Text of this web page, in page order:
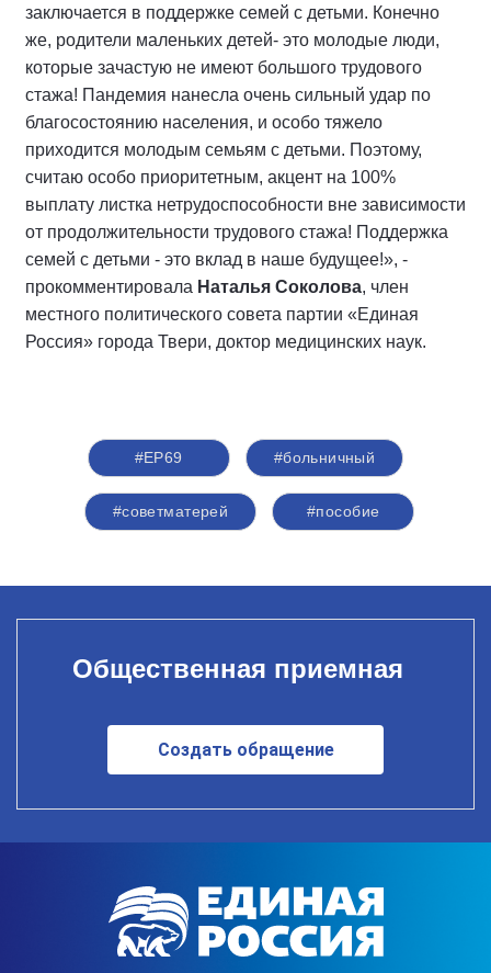
заключается в поддержке семей с детьми. Конечно
же, родители маленьких детей- это молодые люди,
которые зачастую не имеют большого трудового
стажа! Пандемия нанесла очень сильный удар по
благосостоянию населения, и особо тяжело
приходится молодым семьям с детьми. Поэтому,
считаю особо приоритетным, акцент на 100%
выплату листка нетрудоспособности вне зависимости
от продолжительности трудового стажа! Поддержка
семей с детьми - это вклад в наше будущее!», -
прокомментировала Наталья Соколова, член
местного политического совета партии «Единая
Россия» города Твери, доктор медицинских наук.
#ЕР69 #больничный
#советматерей #пособие
Общественная приемная
Создать обращение